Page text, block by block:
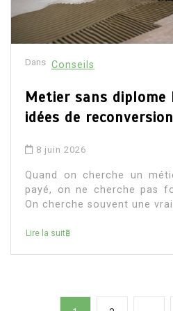
Dans Conseils
Metier sans diplome
idées de
8 juin 2026
Quand on cherche un
payé, on ne cherche pas
On cherche souvent une
Lire la suite